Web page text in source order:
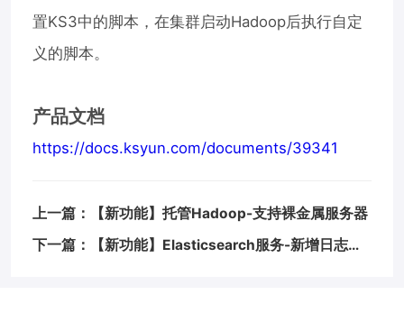
置KS3中的脚本，在集群启动Hadoop后执行自定
义的脚本。
产品文档
https://docs.ksyun.com/documents/39341
上一篇：【新功能】托管Hadoop-支持裸金属服务器
下一篇：【新功能】Elasticsearch服务-新增日志查询功能